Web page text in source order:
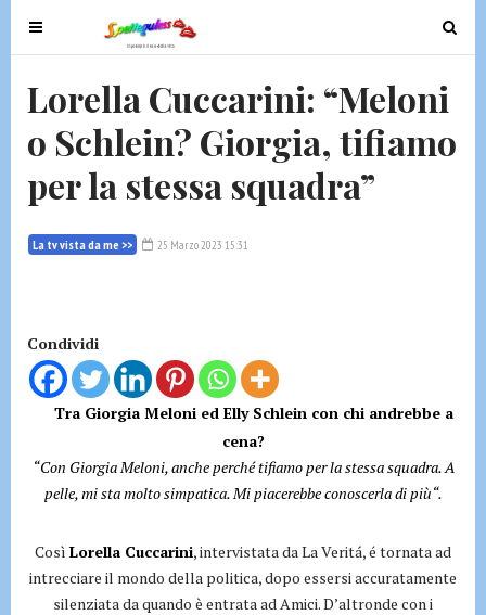
T
o
e
n
a
v
i
t
o
T
o
e
n
Lorella Cuccarini: “Meloni
o Schlein? Giorgia, tifiamo
per la stessa squadra”
La tv vista da me >> 25 Marzo 2023 15:31
Condividi
Tra Giorgia Meloni ed Elly Schlein con chi andrebbe a
cena?
“Con Giorgia Meloni, anche perché tifiamo per la stessa squadra. A
pelle, mi sta molto simpatica. Mi piacerebbe conoscerla di più“.
Così Lorella Cuccarini, intervistata da La Veritá, é tornata ad
intrecciare il mondo della politica, dopo essersi accuratamente
silenziata da quando è entrata ad Amici. D’altronde con i